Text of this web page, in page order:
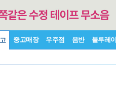
중고매장 우주점 음반 블루레이